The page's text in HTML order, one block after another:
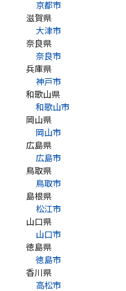
京都市
滋賀県
大津市
奈良県
奈良市
兵庫県
神戸市
和歌山県
和歌山市
岡山県
岡山市
広島県
広島市
鳥取県
鳥取市
島根県
松江市
山口県
山口市
徳島県
徳島市
香川県
高松市